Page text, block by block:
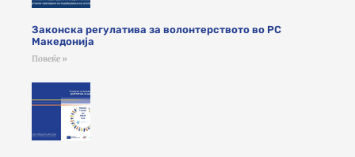
Законска регулатива за волонтерството во РС
Македонија
Повеќе »